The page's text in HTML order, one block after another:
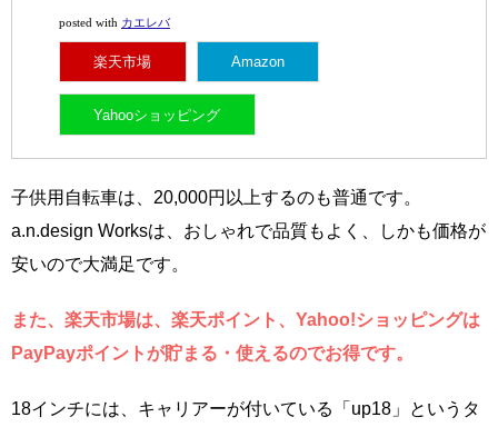
posted with カエレバ
楽天市場 Amazon
Yahooショッピング
子供用自転車は、20,000円以上するのも普通です。
a.n.design Worksは、おしゃれで品質もよく、しかも価格が
安いので大満足です。
また、楽天市場は、楽天ポイント、Yahoo!ショッピングは
PayPayポイントが貯まる・使えるのでお得です。
18インチには、キャリアーが付いている「up18」というタ